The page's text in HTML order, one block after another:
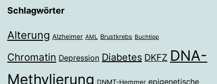
Schlagwörter
Alterung Alzheimer AML Brustkrebs Buchtipp
Chromatin Depression Diabetes DKFZ DNA-
Methylierung DNMT-Hemmer epigenetische